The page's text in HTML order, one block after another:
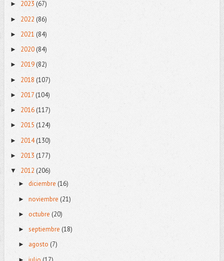
► 2023 (67)
► 2022 (86)
► 2021 (84)
► 2020(84)
► 2019 (82)
► 2018 (107)
► 2017(104)
► 2016(117)
► 2015 (124)
► 2014(130)
► 2013 (177)
▼ 2012 (206)
► diciembre (16)
► noviembre (21)
► octubre (20)
► septiembre (18)
► agosto (7)